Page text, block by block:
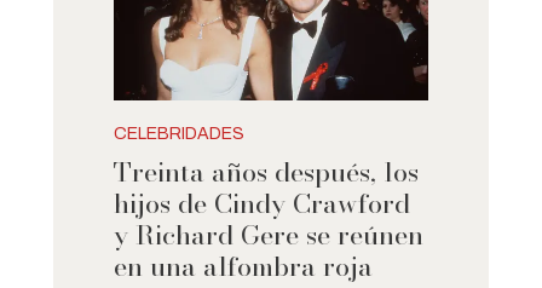
CELEBRIDADES
Treinta años después, los
hijos de Cindy Crawford
y Richard Gere se reúnen
en una alfombra roja